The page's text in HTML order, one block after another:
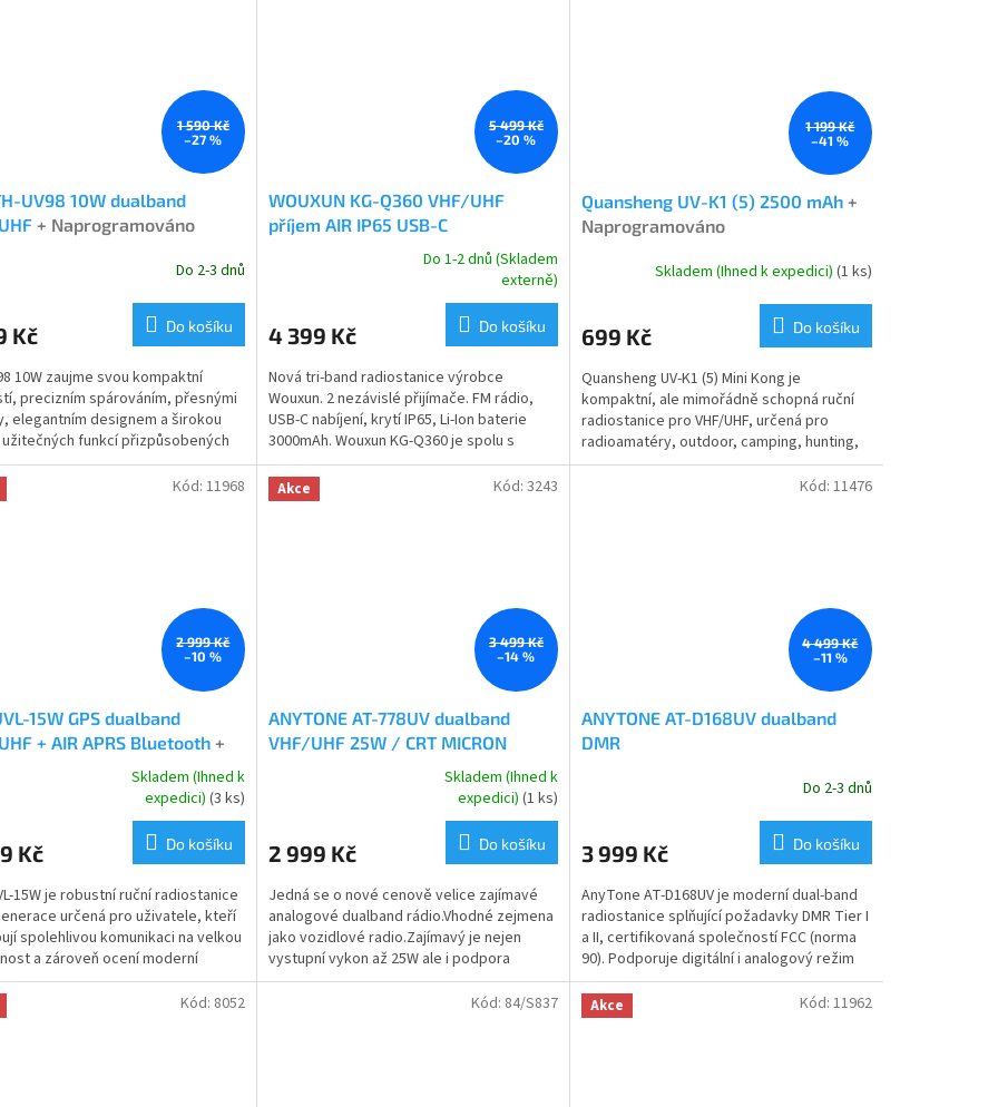
1 590 Kč
–27 %
UV98 10W dualband
+ Naprogramováno
Do 2-3 dnů
Kč Do košíku
10W zaujme svou kompaktní
precizním spárováním, přesnými
elegantním designem a širokou
funkcí přizpůsobených
uživatele....
5 499 Kč
–20 %
WOUXUN KG-Q360 VHF/UHF
příjem AIR IP65 USB-C
je
z
5
hvězdiček.
Do 1-2 dnů (Skladem
externě)
4 399 Kč Do košíku
Nová tri-band radiostanice výrobce
Wouxun. 2 nezávislé přijímače. FM rádio,
USB-C nabíjení, krytí IP65, Li-Ion baterie
3000mAh. Wouxun KG-Q360 je spolu s
Wouxun...
1 199 Kč
–41 %
Quansheng UV-K1 (5) 2500 mAh +
Naprogramováno
Skladem (Ihned k expedici) (1 ks)
699 Kč Do košíku
Quansheng UV-K1 (5) Mini Kong je
kompaktní, ale mimořádně schopná ruční
radiostanice pro VHF/UHF, určená pro
radioamatéry, outdoor, camping, hunting,
airsoft i krizovou...
2 999 Kč
–10 %
15W GPS dualband
+ AIR APRS Bluetooth +
Skladem (Ihned k
expedici) (3 ks)
Kč Do košíku
15W je robustní ruční radiostanice
určená pro uživatele, kteří
spolehlivou komunikaci na velkou
a zároveň ocení moderní
Kód: 11968 Akce
3 499 Kč
–14 %
ANYTONE AT-778UV dualband
VHF/UHF 25W / CRT MICRON
je
z
5
hvězdiček.
Skladem (Ihned k
expedici) (1 ks)
2 999 Kč Do košíku
Jedná se o nové cenově velice zajímavé
analogové dualband rádio.Vhodné zejmena
jako vozidlové radio.Zajímavý je nejen
vystupní vykon až 25W ale i podpora
CTCSS/DCS/DTMF/2TONE/5TONE
Kód: 3243
4 499 Kč
–11 %
ANYTONE AT-D168UV dualband
DMR
je
z
5
hvězdiček.
Do 2-3 dnů
3 999 Kč Do košíku
AnyTone AT-D168UV je moderní dual-band
radiostanice splňující požadavky DMR Tier I
a II, certifikovaná společností FCC (norma
90). Podporuje digitální i analogový režim
v...
Kód: 11476
Kód: 8052 Kód: 84/S837 Akce Kód: 11962